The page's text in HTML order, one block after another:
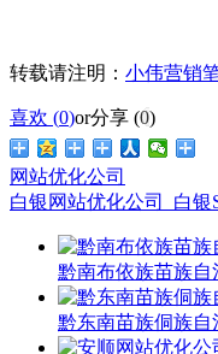
转载请注明： 小伟营销
喜欢 (0)or分享 (0)
网站优化公司
白银网站优化公司_白银
黔南布依族苗族自
黔东南苗族侗族自